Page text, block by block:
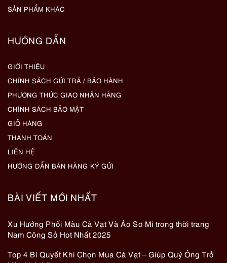
SẢN PHẨM KHÁC
HƯỚNG DẪN
GIỚI THIỆU
CHÍNH SÁCH GỬI TRẢ / BẢO HÀNH
PHƯƠNG THỨC GIAO NHẬN HÀNG
CHÍNH SÁCH BẢO MẬT
GIỎ HÀNG
THANH TOÁN
LIÊN HỆ
HƯỚNG DẪN BÁN HÀNG KÝ GỬI
BÀI VIẾT MỚI NHẤT
Xu Hướng Phối Màu Cà Vạt Và Áo Sơ Mi trong thời trang
Nam Công Sở Hot Nhất 2025
Top 4 Bí Quyết Khi Chọn Mua Cà Vạt – Giúp Quý Ông Trở